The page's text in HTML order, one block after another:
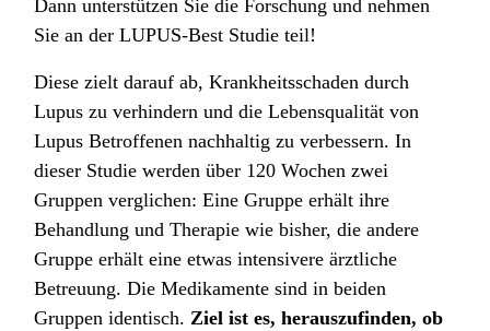
Dann unterstützen Sie die Forschung und nehmen
Sie an der LUPUS-Best Studie teil!
Diese zielt darauf ab, Krankheitsschaden durch
Lupus zu verhindern und die Lebensqualität von
Lupus Betroffenen nachhaltig zu verbessern. In
dieser Studie werden über 120 Wochen zwei
Gruppen verglichen: Eine Gruppe erhält ihre
Behandlung und Therapie wie bisher, die andere
Gruppe erhält eine etwas intensivere ärztliche
Betreuung. Die Medikamente sind in beiden
Gruppen identisch.Ziel ist es, herauszufinden, ob